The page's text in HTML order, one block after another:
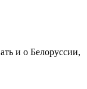
и о Белоруссии,